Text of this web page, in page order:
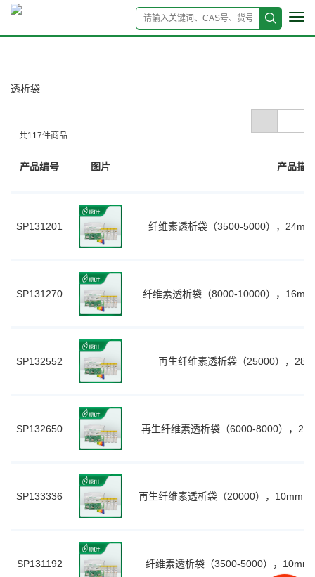
透析袋
共117件商品
产品编号 图片 产品描
SP131201 纤维素透析袋（3500-5000），
SP131270 纤维素透析袋（8000-10000），
SP132552 再生纤维素透析袋（25000），
SP132650 再生纤维素透析袋（6000-8000），
SP133336 再生纤维素透析袋（20000），
SP131192 纤维素透析袋（3500-5000），